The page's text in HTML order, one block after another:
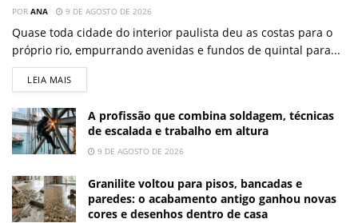
POR ANA 9 DE AGOSTO DE 2026
Quase toda cidade do interior paulista deu as costas para o
próprio rio, empurrando avenidas e fundos de quintal para...
LEIA MAIS
A profissão que combina soldagem, técnicas
de escalada e trabalho em altura
9 DE AGOSTO DE 2026
Granilite voltou para pisos, bancadas e
paredes: o acabamento antigo ganhou novas
cores e desenhos dentro de casa